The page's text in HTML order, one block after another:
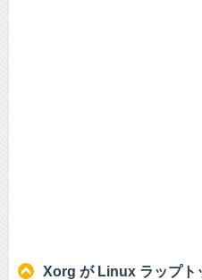
Xorg が Linux ラップトップのディスプレイ パネ